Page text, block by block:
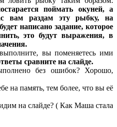
поймать окуней, а
вам раздам эту рыбку, на
написано задание, которое
это будут выражения, в
вы поменяетесь ими
сравните на слайде.
без ошибок? Хорошо,
на память, тем более, что вы её
на слайде? ( Как Маша стала